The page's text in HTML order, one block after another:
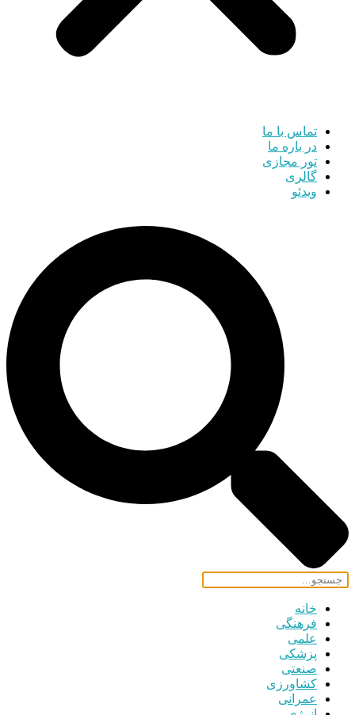
تماس با ما
در باره ما
تور مجازی
گالری
ویدئو
خانه
فرهنگی
علمی
پزشکی
صنعتی
کشاورزی
عمرانی